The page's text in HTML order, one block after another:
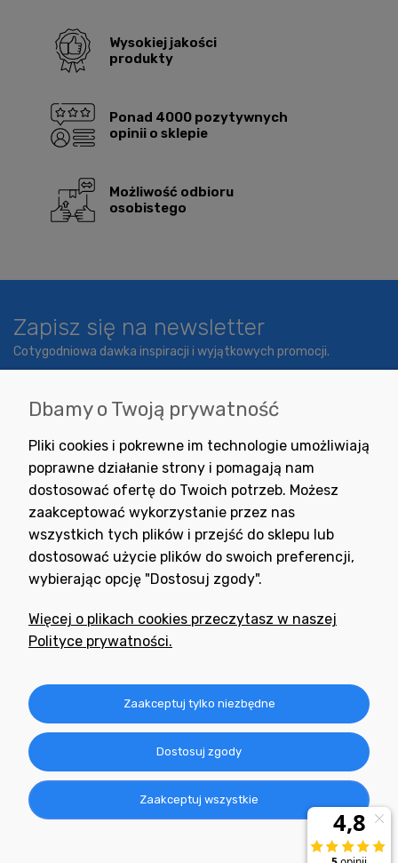
Wysokiej jakości
produkty
Ponad 4000 pozytywnych
opinii o sklepie
Możliwość odbioru
osobistego
Zapisz się na newsletter
Cotygodniowa dawka inspiracji i wyjątkowych promocji.
Wyrażam zgodę na otrzymywanie newslettera z inspiracjami,
nowościami i promocjami.
Potrzebujesz pomocy
+48 791 806 804
Informacje
Obsługa zamówień
O nas
Dbamy o Twoją prywatność
Pliki cookies i pokrewne im technologie umożliwiają
poprawne działanie strony i pomagają nam
dostosować ofertę do Twoich potrzeb. Możesz
zaakceptować wykorzystanie przez nas
wszystkich tych plików i przejść do sklepu lub
dostosować użycie plików do swoich preferencji,
wybierając opcję "Dostosuj zgody".
Więcej o plikach cookies przeczytasz w naszej
Polityce prywatności.
Zaakceptuj tylko niezbędne
Dostosuj zgody
Zaakceptuj wszystkie